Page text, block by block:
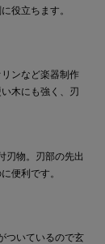
役立ちます。
ンなど楽器制作
木にも強く、刃
刃物。刃部の先出
便利です。
ついているので玄